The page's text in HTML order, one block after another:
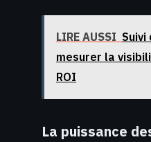
LIRE AUSSI Suivi
mesurer la
ROI
La puissance